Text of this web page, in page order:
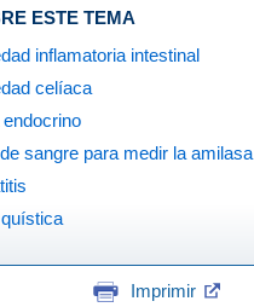
ESTE TEMA
inflamatoria intestinal
celíaca
sangre para medir la amilasa
Imprimir